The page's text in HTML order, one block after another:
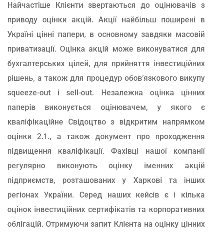
Найчастіше Клієнти звертаються до оцінювачів з
приводу оцінки акцій. Акції найбільш поширені в
Україні цінні папери, в основному завдяки масовій
приватизації. Оцінка акцій може виконуватися для
бухгалтерських цілей, для прийняття інвестиційних
рішень, а також для процедур обов’язкового викупу
squeeze-out і sell-out. Незалежна оцінка цінних
паперів виконується оцінювачем, у якого є
кваліфікаційне Свідоцтво з відкритим напрямком
оцінки 2.1., а також документ про проходження
підвищення кваліфікації. Фахівці нашої компанії
регулярно виконують оцінку іменних акцій
підприємств, розташованих у Харкові та інших
регіонах України. Серед наших кейсів є і кілька
оцінок інвестиційних сертифікатів та корпоративних
облігацій. Отримуючи запит Клієнта на оцінку цінних